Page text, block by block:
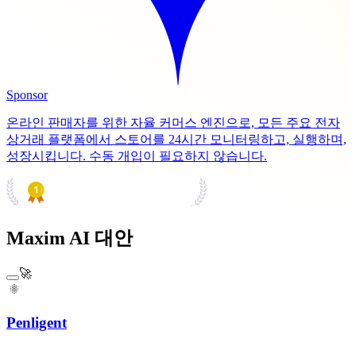
Sponsor
온라인 판매자를 위한 자율 커머스 엔진으로, 모든 주요 전자
상거래 플랫폼에서 스토어를 24시간 모니터링하고, 실행하며,
성장시킵니다. 수동 개입이 필요하지 않습니다.
Maxim AI 대안
🚀
Penligent